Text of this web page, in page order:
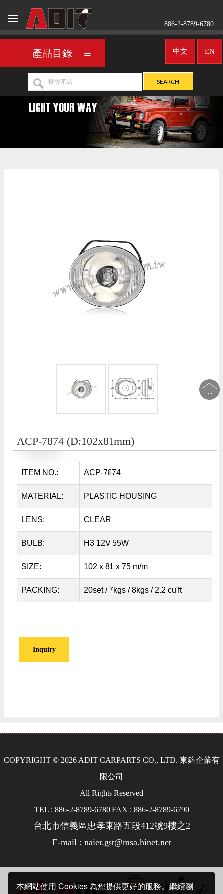
本網站使用 Cookies 為您提供更好的服務。繼續瀏
886-2-8789-6780
產品目錄 EN
中文
ACP-7874 (D:102x81mm)│
ITEM NO.: ACP-7874
MATERIAL: PLASTIC HOUSING
LENS: CLEAR
BULB: H3 12V 55W
SIZE: 102 x 81 x 75 m/m
PACKING: 20set / 7kgs / 8kgs / 2.2 cu'ft
Inquiry
COPYRIGHT © 2026 ADIT CARPARTS CO., LTD. 東鈞企業有
限公司
All Rights Reserved
TEL : 886-2-8789-6780 FAX : 886-2-8789-6790
台北市信義區忠孝東路五段412號9樓之2
E-mail : naier.gst@msa.hinet.net